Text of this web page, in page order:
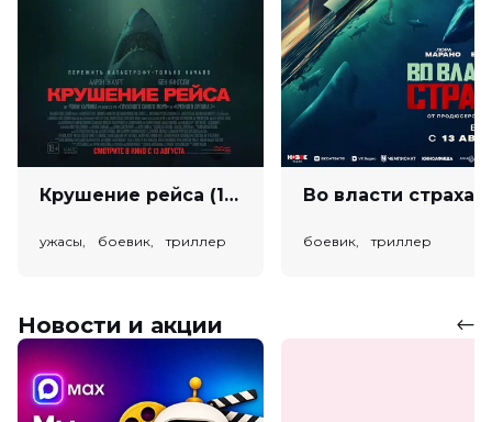
Крушение рейса (18+)
ужасы, боевик, триллер боевик, триллер
Новости и акции